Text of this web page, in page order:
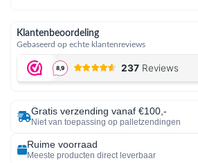
Klantenbeoordeling
Gebaseerd op echte klantenreviews
Gratis verzending vanaf €100,-
Niet van toepassing op palletzendingen
Ruime voorraad
Meeste producten direct leverbaar